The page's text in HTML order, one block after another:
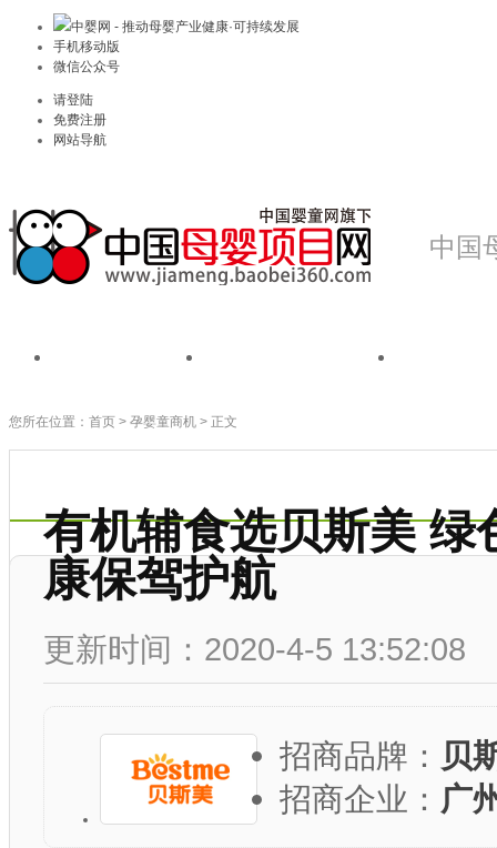
中婴网 - 推动母婴产业健康·可持续发展
手机移动版
微信公众号
请登陆
免费注册
网站导航
中国
您所在位置： 首页 > 孕婴童商机 > 正文
有机辅食选贝斯美 绿
康保驾护航
更新时间：2020-4-5 13:52:08
招商品牌： 贝
招商企业： 广